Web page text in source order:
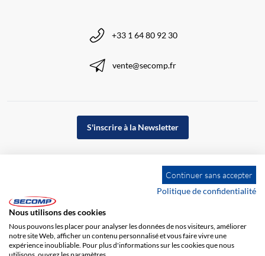
+33 1 64 80 92 30
vente@secomp.fr
S'inscrire à la Newsletter
Continuer sans accepter
Politique de confidentialité
Nous utilisons des cookies
Nous pouvons les placer pour analyser les données de nos visiteurs, améliorer
notre site Web, afficher un contenu personnalisé et vous faire vivre une
expérience inoubliable. Pour plus d'informations sur les cookies que nous